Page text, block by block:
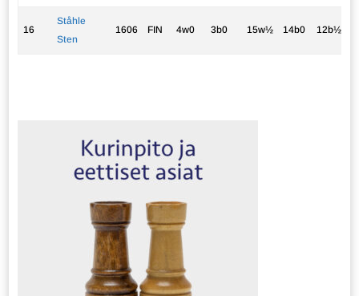
16
Ståhle
Sten
1606 FIN 4w0 3b0 15w½ 14b0 12b½